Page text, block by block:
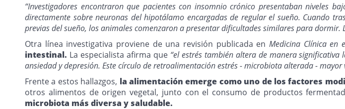
“Investigadores encontraron que pacientes con insomnio crónico presentaban niveles
directamente sobre neuronas del hipotálamo encargadas de regular el sueño. Cuando
previas del sueño, los animales comenzaron a presentar dificultades similares para
Otra línea investigativa proviene de una revisión publicada en Medicina Clínica en
intestinal. La especialista afirma que “el estrés también altera de manera
ansiedad y depresión. Este círculo de retroalimentación estrés - microbiota alterada -
Frente a estos hallazgos, la alimentación emerge como uno de los factores
otros alimentos de origen vegetal, junto con el consumo de productos
microbiota más diversa y saludable.